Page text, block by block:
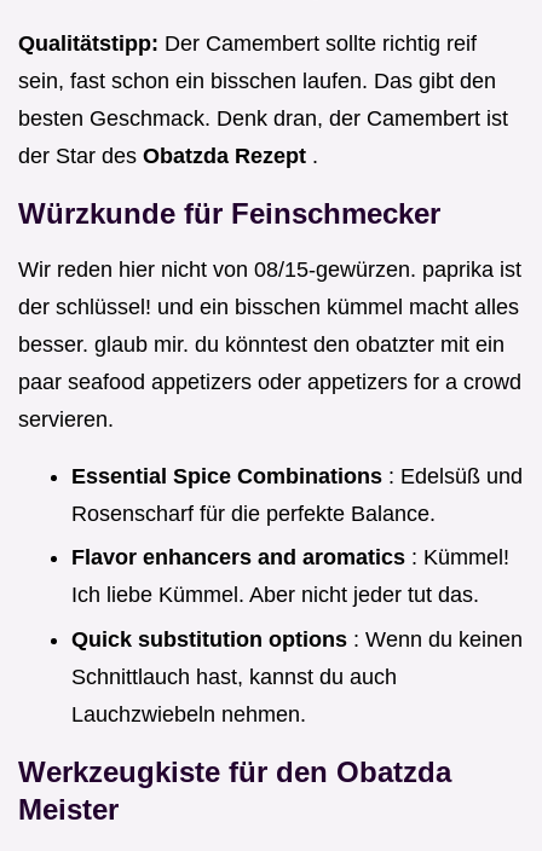
Qualitätstipp: Der Camembert sollte richtig reif
sein, fast schon ein bisschen laufen. Das gibt den
besten Geschmack. Denk dran, der Camembert ist
der Star des Obatzda Rezept .
Würzkunde für Feinschmecker
Wir reden hier nicht von 08/15-gewürzen. paprika ist
der schlüssel! und ein bisschen kümmel macht alles
besser. glaub mir. du könntest den obatzter mit ein
paar seafood appetizers oder appetizers for a crowd
servieren.
Essential Spice Combinations : Edelsüß und
Rosenscharf für die perfekte Balance.
Flavor enhancers and aromatics : Kümmel!
Ich liebe Kümmel. Aber nicht jeder tut das.
Quick substitution options : Wenn du keinen
Schnittlauch hast, kannst du auch
Lauchzwiebeln nehmen.
Werkzeugkiste für den Obatzda
Meister